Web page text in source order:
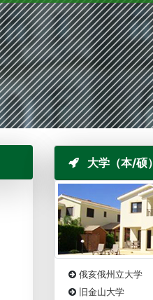
大学（本/硕
俄亥俄州立大学
旧金山大学